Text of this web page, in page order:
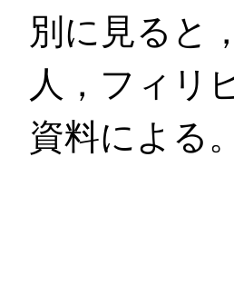
別に見ると
人，フィリ
資料による